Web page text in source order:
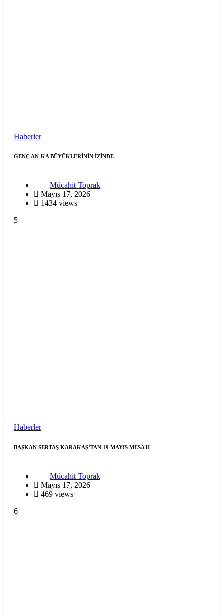
Haberler
GENÇ AN-KA BÜYÜKLERİNİN İZİNDE
Mücahit Toprak
Mayıs 17, 2026
1434 views
5
Haberler
BAŞKAN SERTAŞ KARAKAŞ’TAN 19 MAYIS MESAJI
Mücahit Toprak
Mayıs 17, 2026
469 views
6